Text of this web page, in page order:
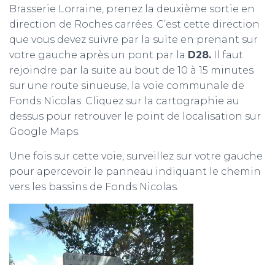
Brasserie Lorraine, prenez la deuxième sortie en
direction de Roches carrées. C’est cette direction
que vous devez suivre par la suite en prenant sur
votre gauche après un pont par la D28. Il faut
rejoindre par la suite au bout de 10 à 15 minutes
sur une route sinueuse, la voie communale de
Fonds Nicolas. Cliquez sur la cartographie au
dessus pour retrouver le point de localisation sur
Google Maps.
Une fois sur cette voie, surveillez sur votre gauche
pour apercevoir le panneau indiquant le chemin
vers les bassins de Fonds Nicolas.